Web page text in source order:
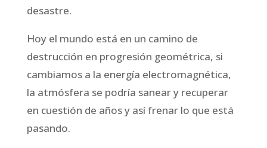
desastre.
Hoy el mundo está en un camino de
destrucción en progresión geométrica, si
cambiamos a la energía electromagnética,
la atmósfera se podría sanear y recuperar
en cuestión de años y así frenar lo que está
pasando.